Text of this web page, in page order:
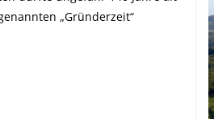
„Gründerzeit“